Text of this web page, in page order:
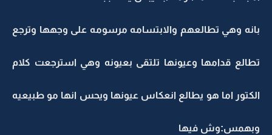
بانه وهي تطالعهم والابتسامه مرسومه على وجهها وترجع
تطالع قدامها وعيونها تلتقى بعيونه وهي استرجعت كلام
الكتور اما هو يطالع انعكاس عيونها ويحس انها مو طبيعيه
وبهمس:وش فيها